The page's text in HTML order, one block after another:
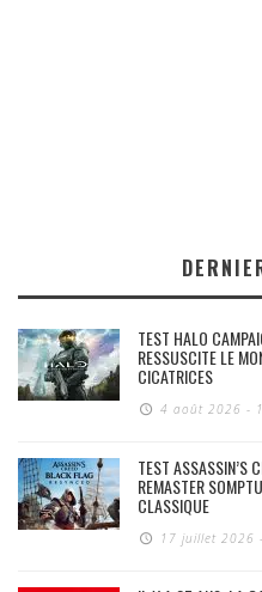
TEST HALO
RESSUSCITE LE
CICATRICES
4 août 2026 -
TEST ASSASSIN’S
REMASTER
CLASSIQUE
17 juillet 2026